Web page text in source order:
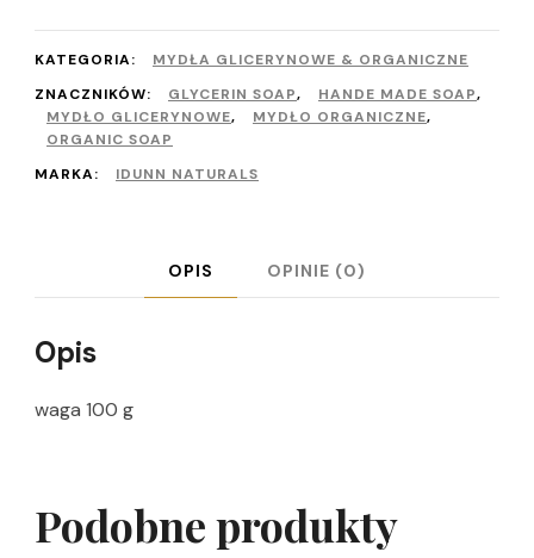
chilli
KATEGORIA:
MYDŁA GLICERYNOWE & ORGANICZNE
ZNACZNIKÓW:
GLYCERIN SOAP, HANDE MADE SOAP,
MYDŁO GLICERYNOWE, MYDŁO ORGANICZNE,
ORGANIC SOAP
MARKA:
IDUNN NATURALS
OPIS OPINIE (0)
Opis
waga 100 g
Podobne produkty